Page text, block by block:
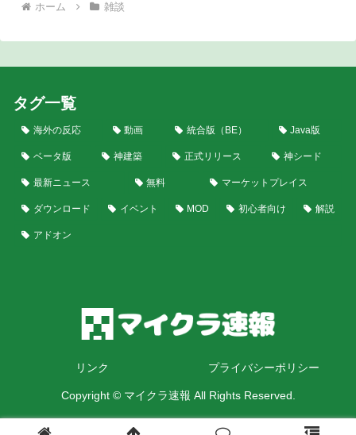
ホーム 雑談
タグ一覧
海外の反応 動画 統合版（BE） Java版
ベータ版 神建築 正式リリース 神シード
最新ニュース 無料 マーケットプレイス
ダウンロード イベント MOD 初心者向け 解説
アドオン
リンク プライバシーポリシー
Copyright © マイクラ速報 All Rights Reserved.